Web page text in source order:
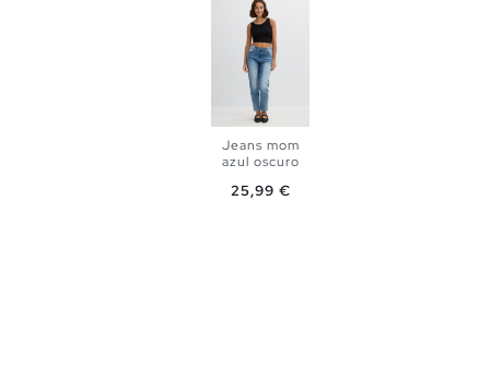
Jeans mom
azul oscuro
Precio
25,99 €